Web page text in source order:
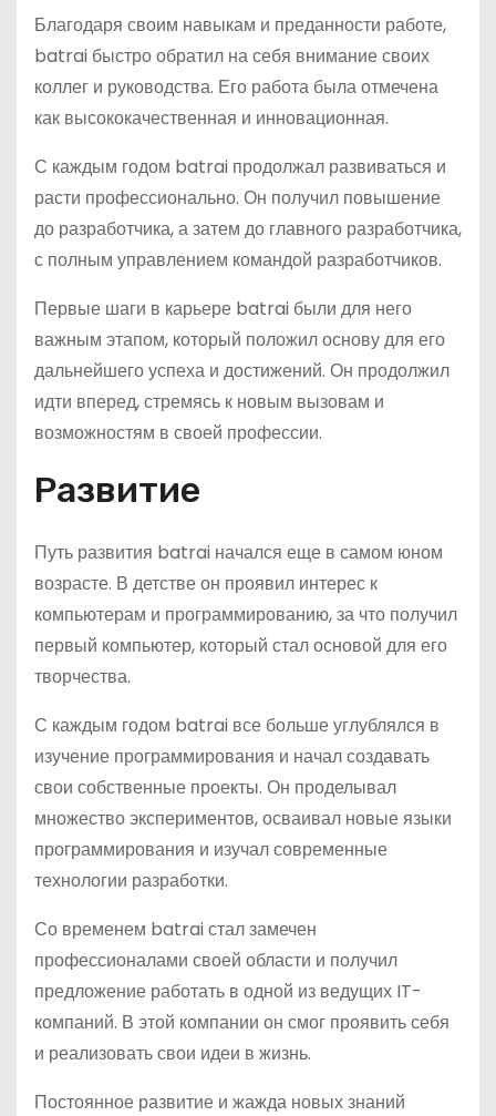
Благодаря своим навыкам и преданности работе,
batrai быстро обратил на себя внимание своих
коллег и руководства. Его работа была отмечена
как высококачественная и инновационная.
С каждым годом batrai продолжал развиваться и
расти профессионально. Он получил повышение
до разработчика, а затем до главного разработчика,
с полным управлением командой разработчиков.
Первые шаги в карьере batrai были для него
важным этапом, который положил основу для его
дальнейшего успеха и достижений. Он продолжил
идти вперед, стремясь к новым вызовам и
возможностям в своей профессии.
Развитие
Путь развития batrai начался еще в самом юном
возрасте. В детстве он проявил интерес к
компьютерам и программированию, за что получил
первый компьютер, который стал основой для его
творчества.
С каждым годом batrai все больше углублялся в
изучение программирования и начал создавать
свои собственные проекты. Он проделывал
множество экспериментов, осваивал новые языки
программирования и изучал современные
технологии разработки.
Со временем batrai стал замечен
профессионалами своей области и получил
предложение работать в одной из ведущих IT-
компаний. В этой компании он смог проявить себя
и реализовать свои идеи в жизнь.
Постоянное развитие и жажда новых знаний